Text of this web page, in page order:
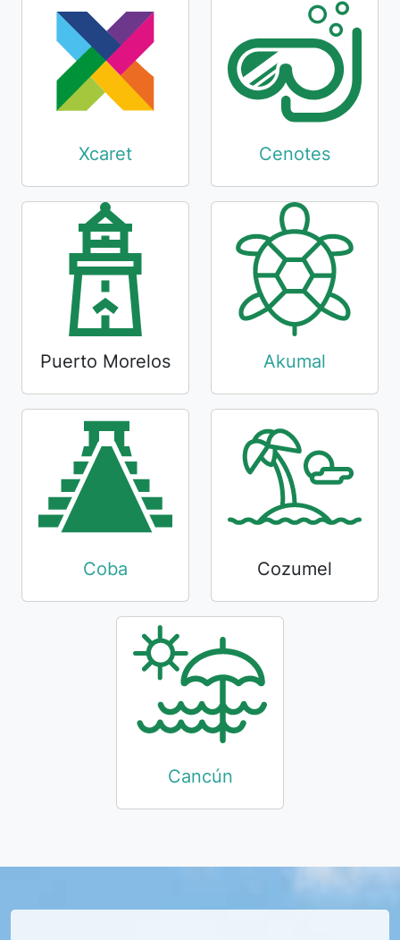
Xcaret Cenotes
Puerto Morelos Akumal
Coba Cozumel
Cancún